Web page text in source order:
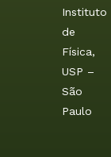
Instituto
de
Física,
USP –
São
Paulo